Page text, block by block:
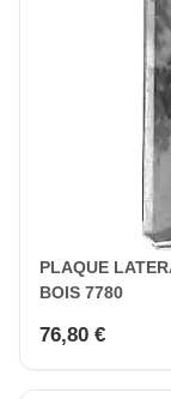
PLAQUE
BOIS 7780
76,80 €